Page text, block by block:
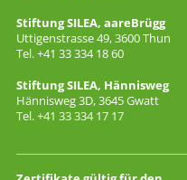
Stiftung SILEA, aareBrügg
Uttigenstrasse 49, 3600 Thun
Tel. +41 33 334 18 60
Stiftung SILEA, Hännisweg
Hännisweg 3D, 3645 Gwatt
Tel. +41 33 334 17 17